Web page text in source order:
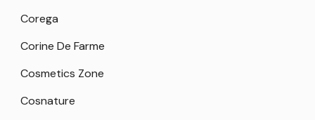
Corega
Corine De Farme
Cosmetics Zone
Cosnature